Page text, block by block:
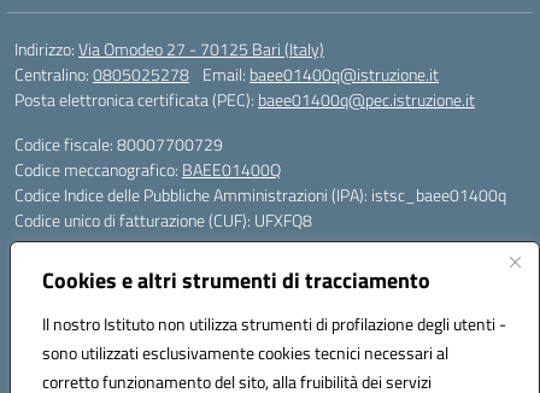
Cookies e altri strumenti di tracciamento
Il nostro Istituto non utilizza strumenti di profilazione degli utenti -
sono utilizzati esclusivamente cookies tecnici necessari al
corretto funzionamento del sito, alla fruibilità dei servizi
Indirizzo:Via Omodeo 27 - 70125 Bari (Italy)
Centralino:0805025278 Email: baee01400q@istruzione.it
Posta elettronica certificata (PEC): baee01400q@pec.istruzione.it
Codice fiscale: 80007700729
Codice meccanografico: BAEE01400Q
Codice Indice delle Pubbliche Amministrazioni (IPA): istsc_baee01400q
Codice unico di fatturazione (CUF): UFXFQ8
BAEE01401R - Plesso Iqbal - scuola primaria - via Omodeo 27 - tel. 080.
5025278
BAEE01404 X - Plesso Gandhi - scuola primaria - via Celso Ulpiani 1 -
tel. 080.5569487